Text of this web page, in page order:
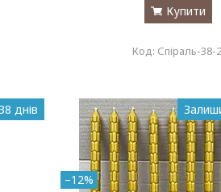
Купити
Спіраль-38-
днів
–12%